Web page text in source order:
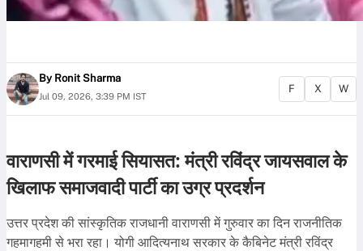
By Ronit Sharma
Jul 09, 2026, 3:39 PM IST
F X W
वाराणसी में गरमाई सियासत: मंत्री रविंद्र जायसवाल के
खिलाफ समाजवादी पार्टी का उग्र प्रदर्शन
उत्तर प्रदेश की सांस्कृतिक राजधानी वाराणसी में गुरुवार का दिन राजनीतिक
गहमागहमी से भरा रहा। योगी आदित्यनाथ सरकार के कैबिनेट मंत्री रविंद्र